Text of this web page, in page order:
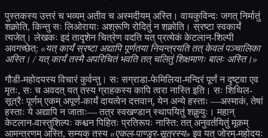
पुस्तकस्य उत्तरं च भव्यम् अतीव च अस्मदीयम् अस्ति। वायकुविन्दः जगत् निर्मातुं
शक्नोति, किन्तु सः लिओरायाः अश्रूणि रोदितुं न शक्नोति। स्रष्टा स्वकार्यं
त्यजेत्। लेखकः इदं तादृशेन चित्रेण वदति यत् प्रत्येकं केटलान-शिल्पी
अवगच्छेत्: «यत् कार्यं स्रष्टा अद्यापि पूर्णतया नियन्त्रयति तत् केवलं पञ्चालिका
अस्ति। / यत् कार्यं तस्मै अपरिचितं भवति तत् चलितुं शिक्षमाणः बालः अस्ति।»
गौडी-महोदयस्य विचारं कुर्वन्तु। सः सग्राडा-फेमिलिया-मन्दिरं पूर्णं न दृष्ट्वा एव
मृतः, सः च अवदत् यत् तस्य ग्राहकस्य कापि त्वरा नास्ति इति। सः शिथिल-
सूत्रैः पूर्णम् एकम् अपूर्ण-कार्यं दायत्वेन दत्तवान्, येन अन्ये हस्ताः —अस्माकं, तेषां
हस्ताः ये अद्यापि न जाताः— तत्र स्वखण्डान् स्थापयितुं शक्नुयुः। महान्
केटलान-वास्तुशिल्पः कश्चन पिहितः प्रतिरूपः नास्ति: तत् अनुवर्तयितुं मूकम्
आमन्त्रणम् अस्ति, सम्यक् तस्य «एकल-पाण्डुर-सूत्रस्य» इव यत् जोरम्-महोदयः